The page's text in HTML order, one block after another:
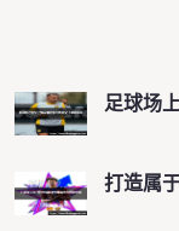
足球场
打造属